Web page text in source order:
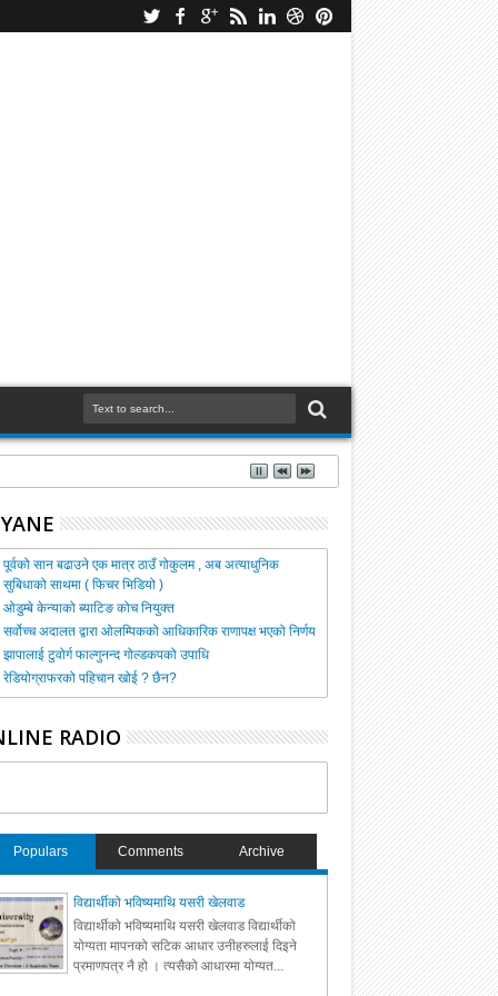
पूर्वको सान बढाउने एक मात्र ठाउँ गोकुलम , अब अत्याधुनिक
सुबिधाको साथमा ( फिचर भिडियो )
ओडुम्बे केन्याको ब्याटिङ कोच नियुक्त
सर्वोच्च अदालत द्वारा ओलम्पिकको आधिकारिक राणापक्ष भएको निर्णय
झापालाई टुवोर्ग फाल्गुनन्द गोल्डकपको उपाधि
रेडियोग्राफरको पहिचान खोई ? छैन?
RADIO
Populars Comments Archive
विद्यार्थीको भविष्यमाथि यसरी खेलवाड
विद्यार्थीको भविष्यमाथि यसरी खेलवाड विद्यार्थीको
योग्यता मापनको सटिक आधार उनीहरुलाई दिइने
प्रमाणपत्र नै हो । त्यसैको आधारमा योग्यत...